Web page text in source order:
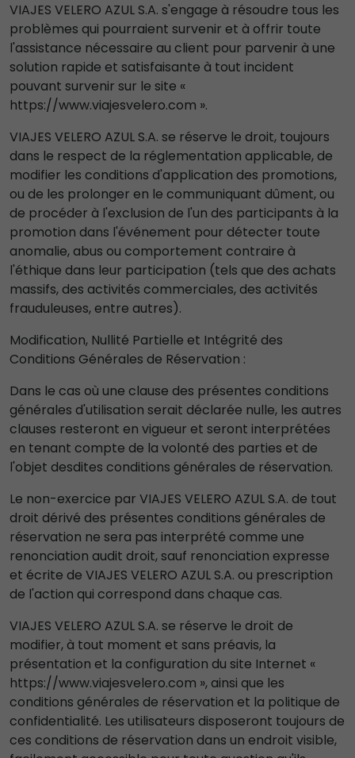
VIAJES VELERO AZUL S.A. s'engage à résoudre tous les
problèmes qui pourraient survenir et à offrir toute
l'assistance nécessaire au client pour parvenir à une
solution rapide et satisfaisante à tout incident
pouvant survenir sur le site «
https://www.viajesvelero.com ».
VIAJES VELERO AZUL S.A. se réserve le droit, toujours
dans le respect de la réglementation applicable, de
modifier les conditions d'application des promotions,
ou de les prolonger en le communiquant dûment, ou
de procéder à l'exclusion de l'un des participants à la
promotion dans l'événement pour détecter toute
anomalie, abus ou comportement contraire à
l'éthique dans leur participation (tels que des achats
massifs, des activités commerciales, des activités
frauduleuses, entre autres).
Modification, Nullité Partielle et Intégrité des
Conditions Générales de Réservation :
Dans le cas où une clause des présentes conditions
générales d'utilisation serait déclarée nulle, les autres
clauses resteront en vigueur et seront interprétées
en tenant compte de la volonté des parties et de
l'objet desdites conditions générales de réservation.
Le non-exercice par VIAJES VELERO AZUL S.A. de tout
droit dérivé des présentes conditions générales de
réservation ne sera pas interprété comme une
renonciation audit droit, sauf renonciation expresse
et écrite de VIAJES VELERO AZUL S.A. ou prescription
de l'action qui correspond dans chaque cas.
VIAJES VELERO AZUL S.A. se réserve le droit de
modifier, à tout moment et sans préavis, la
présentation et la configuration du site Internet «
https://www.viajesvelero.com », ainsi que les
conditions générales de réservation et la politique de
confidentialité. Les utilisateurs disposeront toujours de
ces conditions de réservation dans un endroit visible,